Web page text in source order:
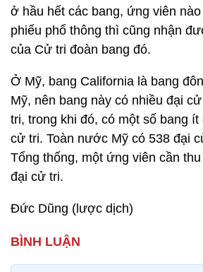
ở hầu hết các bang, ứng viên
phiếu phổ thông thì cũng nhận
của Cử tri đoàn bang đó.
Ở Mỹ, bang California là bang
Mỹ, nên bang này có nhiều đại
tri, trong khi đó, có một số bang ít
cử tri. Toàn nước Mỹ có 538 đại
Tổng thống, một ứng viên cần
đại cử tri.
Đức Dũng (lược dịch)